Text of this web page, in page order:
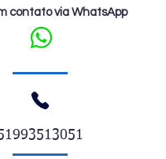
contato via WhatsApp